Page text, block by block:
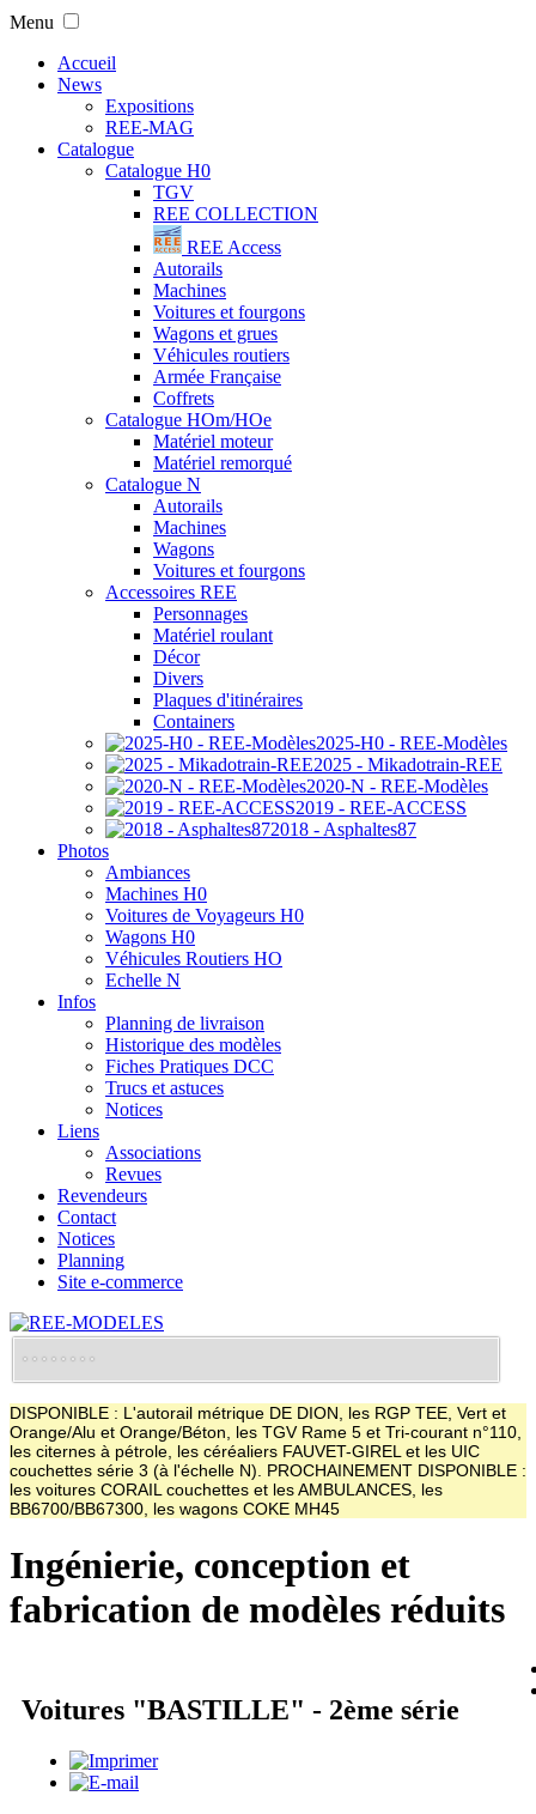
Menu
Accueil
News
Expositions
REE-MAG
Catalogue
Catalogue H0
TGV
REE COLLECTION
REE Access
Autorails
Machines
Voitures et fourgons
Wagons et grues
Véhicules routiers
Armée Française
Coffrets
Catalogue HOm/HOe
Matériel moteur
Matériel remorqué
Catalogue N
Autorails
Machines
Wagons
Voitures et fourgons
Accessoires REE
Personnages
Matériel roulant
Décor
Divers
Plaques d'itinéraires
Containers
2025-H0 - REE-Modèles
2025 - Mikadotrain-REE
2020-N - REE-Modèles
2019 - REE-ACCESS
2018 - Asphaltes87
Photos
Ambiances
Machines H0
Voitures de Voyageurs H0
Wagons H0
Véhicules Routiers HO
Echelle N
Infos
Planning de livraison
Historique des modèles
Fiches Pratiques DCC
Trucs et astuces
Notices
Liens
Associations
Revues
Revendeurs
Contact
Notices
Planning
Site e-commerce
DISPONIBLE : L'autorail métrique DE DION, les RGP TEE, Vert et
Orange/Alu et Orange/Béton, les TGV Rame 5 et Tri-courant n°110,
les citernes à pétrole, les céréaliers FAUVET-GIREL et les UIC
couchettes série 3 (à l'échelle N). PROCHAINEMENT DISPONIBLE :
les voitures CORAIL couchettes et les AMBULANCES, les
BB6700/BB67300, les wagons COKE MH45
Ingénierie, conception et
fabrication de modèles réduits
Voitures "BASTILLE" - 2ème série